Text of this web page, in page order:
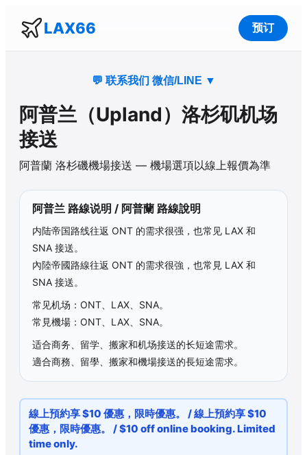
LAX66 预订
💬 联系我们 微信/LINE ▼
阿普兰 （Upland）洛杉矶机场
接送
阿普蘭 洛杉磯機場接送 — 機場選項以線上報價為準
阿普兰 路線说明 / 阿普蘭 路線說明
内陆帝国路线往返 ONT 的需求很强，也常见 LAX 和
SNA 接送。
內陸帝國路線往返 ONT 的需求很強，也常見 LAX 和
SNA 接送。
常见机场：ONT、LAX、SNA。
常見機場：ONT、LAX、SNA。
适合商务、留学、搬家和机场接送的长短途需求。
適合商務、留學、搬家和機場接送的長短途需求。
線上預約享 $10 優惠，限時優惠。 / 線上預約享 $10
優惠，限時優惠。 / $10 off online booking. Limited
time only.